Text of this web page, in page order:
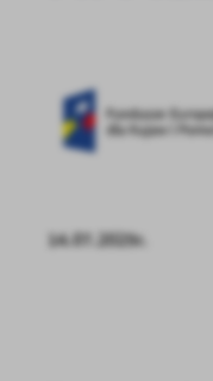
14.07.2025r.